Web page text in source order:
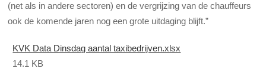
(net als in andere sectoren) en de vergrijzing van de chauffeurs
ook de komende jaren nog een grote uitdaging blijft.”
KVK Data Dinsdag aantal taxibedrijven.xlsx
14.1 KB